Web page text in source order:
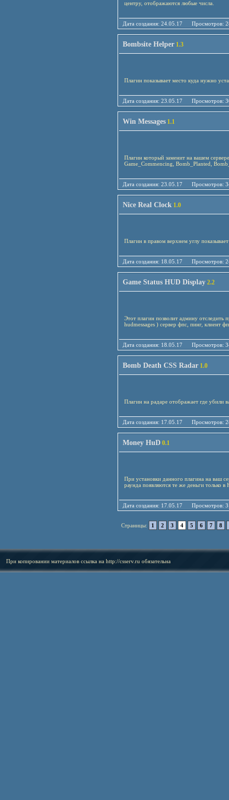
центру, отображаются любые числа.
Дата создания: 24.05.17
Bombsite Helper 1.3
Плагин показывает место куда нужно
Дата создания: 23.05.17
Win Messages 1.1
Плагин который заменит на вашем
Game_Commencing, Bomb_Planted,
Дата создания: 23.05.17
Nice Real Clock 1.0
Плагин в правом верхнем углу
Дата создания: 18.05.17
Game Status HUD Display 2.2
Этот плагин позволит админу отследить
hudmessages ) сервер фпс, пинг, клиент
Дата создания: 18.05.17
Bomb Death CSS Radar 1.0
Плагин на радаре отображает где убили
Дата создания: 17.05.17
Money HuD 0.1
При установки данного плагина на ваш
раунда появляются те же деньги только в
Дата создания: 17.05.17
Страницы: 1 2 3 4 5 6 7 8
При копировании материалов ссылка на http://csserv.ru обязательна